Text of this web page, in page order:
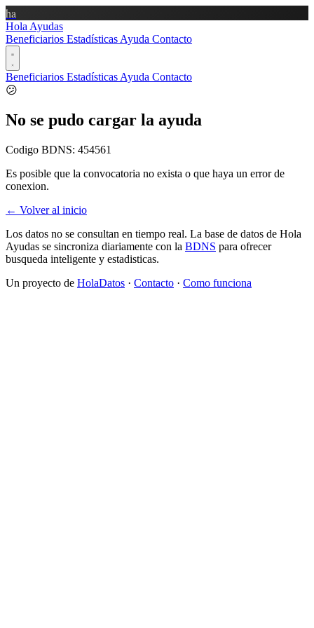
ha
Hola Ayudas
Beneficiarios Estadísticas Ayuda Contacto
Beneficiarios Estadísticas Ayuda Contacto
😕
No se pudo cargar la ayuda
Codigo BDNS: 454561
Es posible que la convocatoria no exista o que haya un error de
conexion.
← Volver al inicio
Los datos no se consultan en tiempo real. La base de datos de Hola
Ayudas se sincroniza diariamente con la BDNS para ofrecer
busqueda inteligente y estadisticas.
Un proyecto de HolaDatos · Contacto · Como funciona